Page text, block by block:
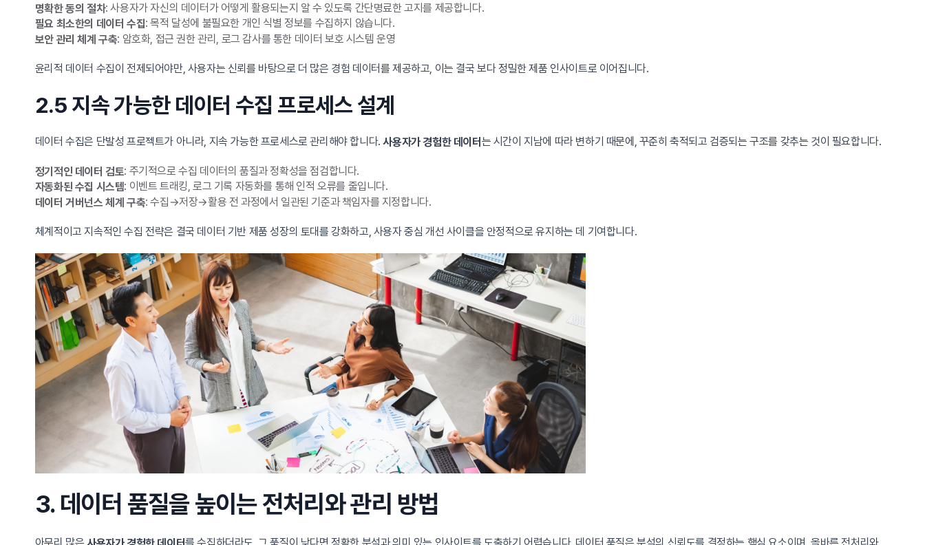
명확한 동의 절차: 사용자가 자신의 데이터가 어떻게 활용되는지 알 수 있도록 간단명료한 고지를 제공합니다.
필요 최소한의 데이터 수집: 목적 달성에 불필요한 개인 식별 정보를 수집하지 않습니다.
보안 관리 체계 구축: 암호화, 접근 권한 관리, 로그 감사를 통한 데이터 보호 시스템 운영
윤리적 데이터 수집이 전제되어야만, 사용자는 신뢰를 바탕으로 더 많은 경험 데이터를 제공하고, 이는 결국 보다 정밀한 제품 인사이트로 이어집니다.
2.5 지속 가능한 데이터 수집 프로세스 설계
데이터 수집은 단발성 프로젝트가 아니라, 지속 가능한 프로세스로 관리해야 합니다.사용자가 경험한 데이터 는 시간이 지남에 따라 변하기 때문에, 꾸준히 축적되고 검증되는 구조를 갖추는 것이 필요합니다.
정기적인 데이터 검토: 주기적으로 수집 데이터의 품질과 정확성을 점검합니다.
자동화된 수집 시스템: 이벤트 트래킹, 로그 기록 자동화를 통해 인적 오류를 줄입니다.
데이터 거버넌스 체계 구축: 수집→저장→활용 전 과정에서 일관된 기준과 책임자를 지정합니다.
체계적이고 지속적인 수집 전략은 결국 데이터 기반 제품 성장의 토대를 강화하고, 사용자 중심 개선 사이클을 안정적으로 유지하는 데 기여합니다.
3. 데이터 품질을 높이는 전처리와 관리 방법